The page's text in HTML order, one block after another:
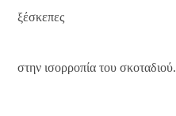
ξέσκεπες
στην ισορροπία του σκοταδιού.